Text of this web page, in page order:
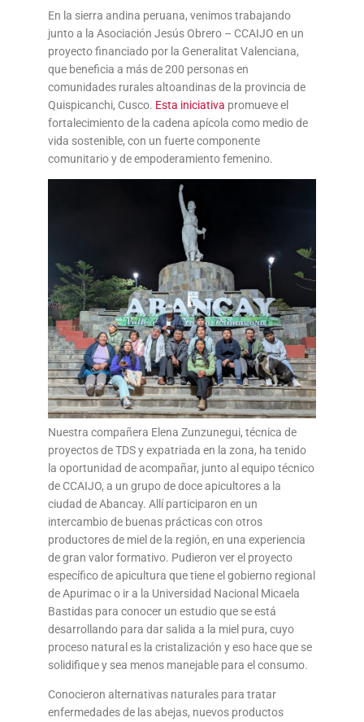
En la sierra andina peruana, venimos trabajando
junto a la Asociación Jesús Obrero – CCAIJO en un
proyecto financiado por la Generalitat Valenciana,
que beneficia a más de 200 personas en
comunidades rurales altoandinas de la provincia de
Quispicanchi, Cusco. Esta iniciativa promueve el
fortalecimiento de la cadena apícola como medio de
vida sostenible, con un fuerte componente
comunitario y de empoderamiento femenino.
Nuestra compañera Elena Zunzunegui, técnica de
proyectos de TDS y expatriada en la zona, ha tenido
la oportunidad de acompañar, junto al equipo técnico
de CCAIJO, a un grupo de doce apicultores a la
ciudad de Abancay. Allí participaron en un
intercambio de buenas prácticas con otros
productores de miel de la región, en una experiencia
de gran valor formativo. Pudieron ver el proyecto
específico de apicultura que tiene el gobierno regional
de Apurimac o ir a la Universidad Nacional Micaela
Bastidas para conocer un estudio que se está
desarrollando para dar salida a la miel pura, cuyo
proceso natural es la cristalización y eso hace que se
solidifique y sea menos manejable para el consumo.
Conocieron alternativas naturales para tratar
enfermedades de las abejas, nuevos productos